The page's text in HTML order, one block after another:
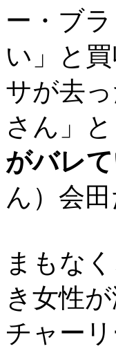
ー・ブ
い」と
サが去
さん」
がバレ
ん）会
まもな
き女性
チャー